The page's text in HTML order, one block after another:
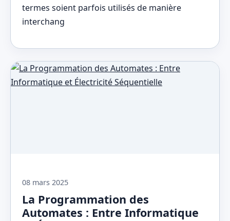
termes soient parfois utilisés de manière
interchang
08 mars 2025
La Programmation des
Automates : Entre Informatique